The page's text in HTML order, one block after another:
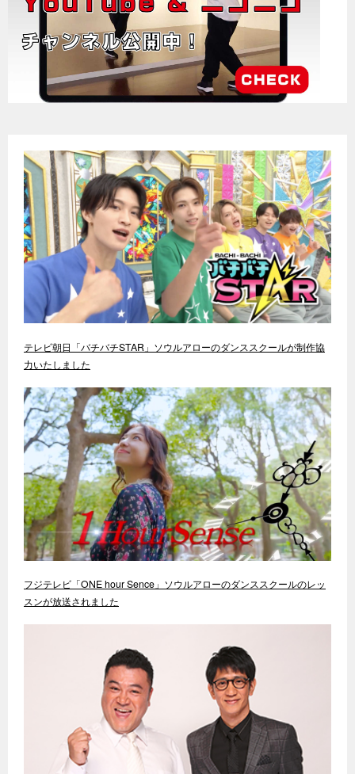
テレビ朝日「バチバチSTAR」ソウルアローのダンススクールが制作協
力いたしました
フジテレビ「ONE hour Sence」ソウルアローのダンススクールのレッ
スンが放送されました